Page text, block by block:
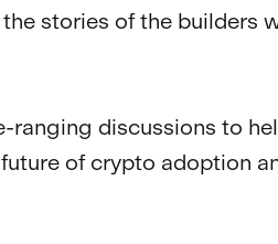
stories of the builders
ranging discussions to
of crypto adoption